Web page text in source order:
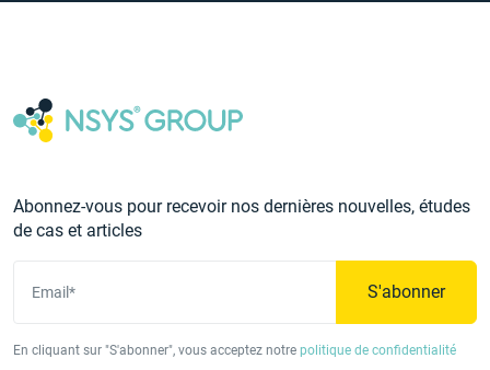
Abonnez-vous pour recevoir nos dernières nouvelles, études
de cas et articles
Email* S'abonner
En cliquant sur "S'abonner", vous acceptez notre politique de confidentialité